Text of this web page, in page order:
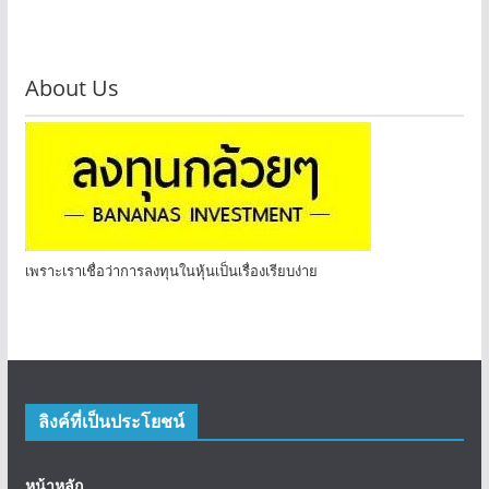
About Us
เพราะเราเชื่อว่าการลงทุนในหุ้นเป็นเรื่องเรียบง่าย
ลิงค์ที่เป็นประโยชน์
หน้าหลัก